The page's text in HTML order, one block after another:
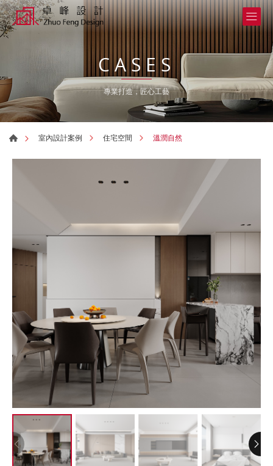
CASES
專業打造，匠心工藝
室內設計案例 住宅空間 溫潤自然